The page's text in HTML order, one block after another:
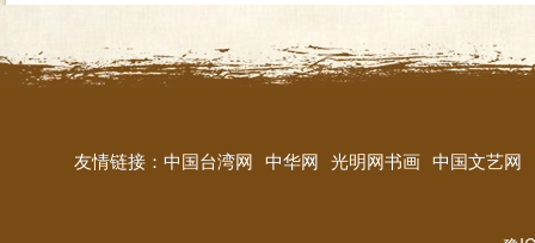
友情链接： 中国台湾网 中华网 光明网书画 中国文艺网